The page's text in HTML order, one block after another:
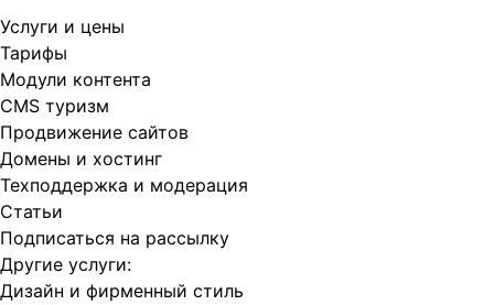
Услуги и цены
Тарифы
Модули контента
CMS туризм
Продвижение сайтов
Домены и хостинг
Техподдержка и модерация
Статьи
Подписаться на рассылку
Другие услуги:
Дизайн и фирменный стиль